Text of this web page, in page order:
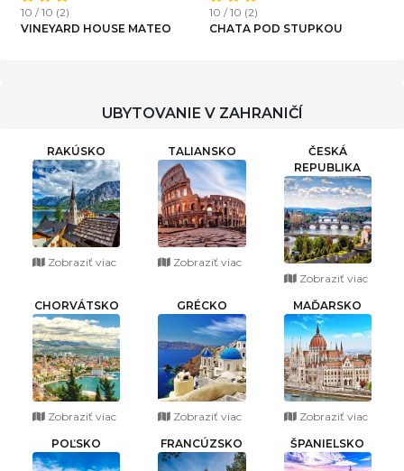
STUPKOU
BARA HÁZ
HORSKÁ
UBYTOVANIE V ZAHRANIČÍ
RAKÚSKO
Zobraziť viac
TALIANSKO
Zobraziť viac
ČESKÁ
REPUBLIKA
Zobraziť viac
CHORVÁTSKO
Zobraziť viac
GRÉCKO
Zobraziť viac
MAĎARSKO
Zobraziť viac
POĽSKO FRANCÚZSKO ŠPANIELSKO